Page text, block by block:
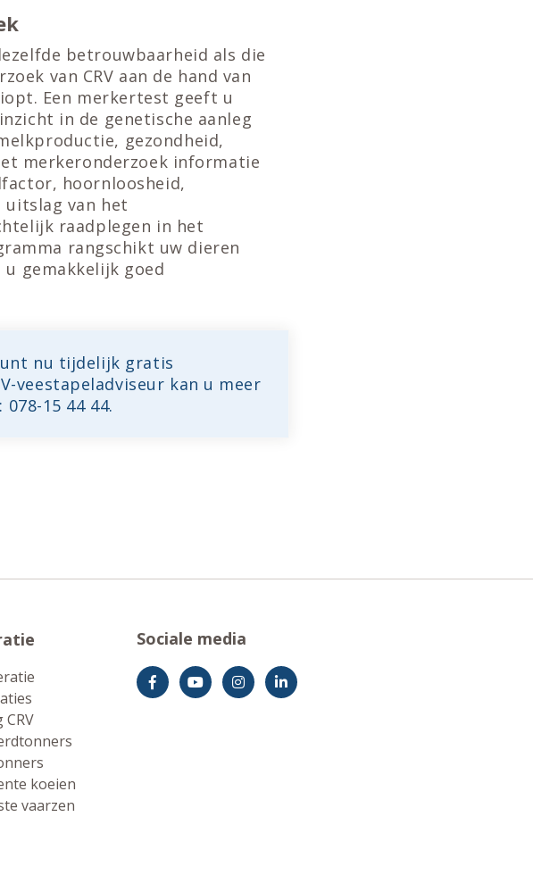
betrouwbaarheid als die
van CRV aan de hand van
Een merkertest geeft u
in de genetische aanleg
gezondheid,
merkeronderzoek informatie
hoornloosheid,
uitslag van het
raadplegen in het
rangschikt uw dieren
gemakkelijk goed
nu tijdelijk gratis
veestapeladviseur kan u meer
15 44 44.
CRV
koeien
vaarzen
Sociale media